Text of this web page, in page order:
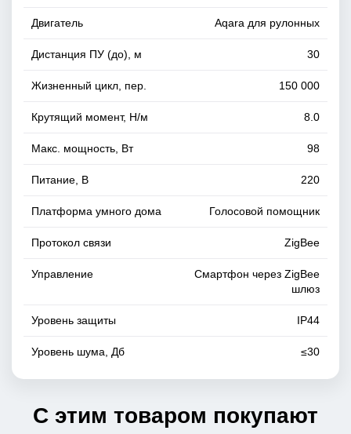
Двигатель Aqara для рулонных
Дистанция ПУ (до), м 30
Жизненный цикл, пер. 150 000
Крутящий момент, Н/м 8.0
Макс. мощность, Вт 98
Питание, В 220
Платформа умного дома Голосовой помощник
Протокол связи ZigBee
Управление
Смартфон через ZigBee
шлюз
Уровень защиты IP44
Уровень шума, Дб ≤30
С этим товаром покупают